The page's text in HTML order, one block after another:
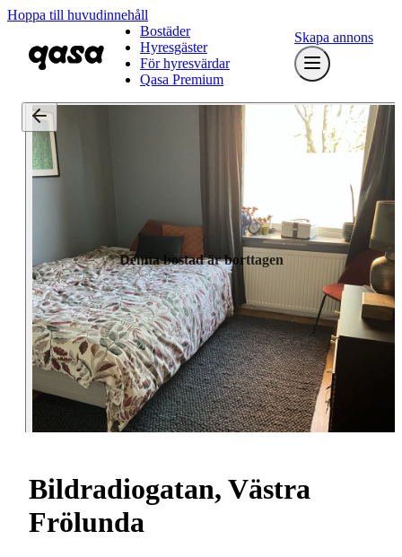
Hoppa till huvudinnehåll
Bostäder
Hyresgäster
För hyresvärdar
Qasa Premium
Skapa annons
Denna bostad är borttagen
Bildradiogatan, Västra
Frölunda